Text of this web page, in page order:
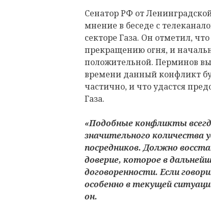
Сенатор РФ от
мнение в беседе с
секторе Газа. Он отметил,
прекращению огня, и
положительной. Перминов
времени данный конфликт
частично, и что удастся
Газа.
«Подобные конфликты
значительного количества
посредников. Должно
доверие, которое в
договоренности. Если
особенно в текущей
он.